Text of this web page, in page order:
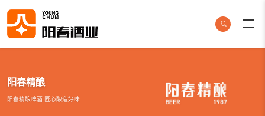
阳春精酿
阳春精酿啤酒 匠心酿造好味